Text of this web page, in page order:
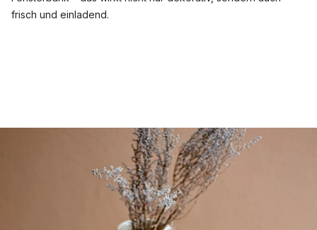
frisch und einladend.